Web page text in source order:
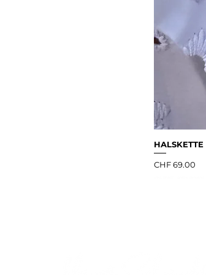
HALSKETTE
Preis
CHF 69.00